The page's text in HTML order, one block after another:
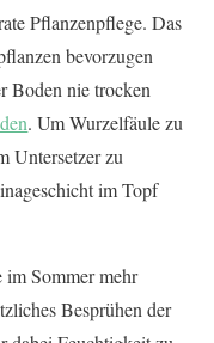
Pflanzenpflege. Das
bevorzugen
Boden nie trocken
. Um Wurzelfäule zu
Untersetzer zu
im Topf
im Sommer mehr
Besprühen der